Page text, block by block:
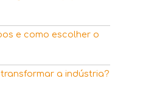
e como escolher o
a indústria?